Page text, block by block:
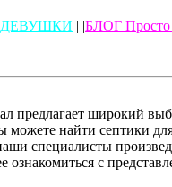
ДЕВУШКИ | |БЛОГ
предлагает широкий
найти септики
специалисты
с